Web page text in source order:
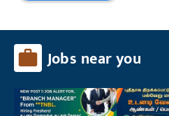
Jobs near you